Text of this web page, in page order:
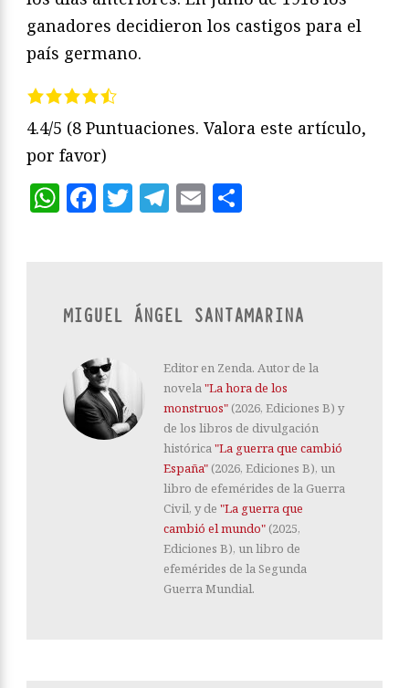
ganadores decidieron los castigos para el
país germano.
4.4/5 (8 Puntuaciones. Valora este artículo,
por favor)
WhatsApp
Facebook
Twitter
Telegram
Email
MIGUEL ÁNGEL SANTAMARINA
Editor en Zenda. Autor de la
novela"La hora de los
monstruos" (2026, Ediciones B) y
de los libros de divulgación
histórica"La guerra que cambió
España" (2026, Ediciones B), un
libro de efemérides de la Guerra
Civil, y de "La guerra que
cambió el mundo" (2025,
Ediciones B), un libro de
efemérides de la Segunda
Guerra Mundial.